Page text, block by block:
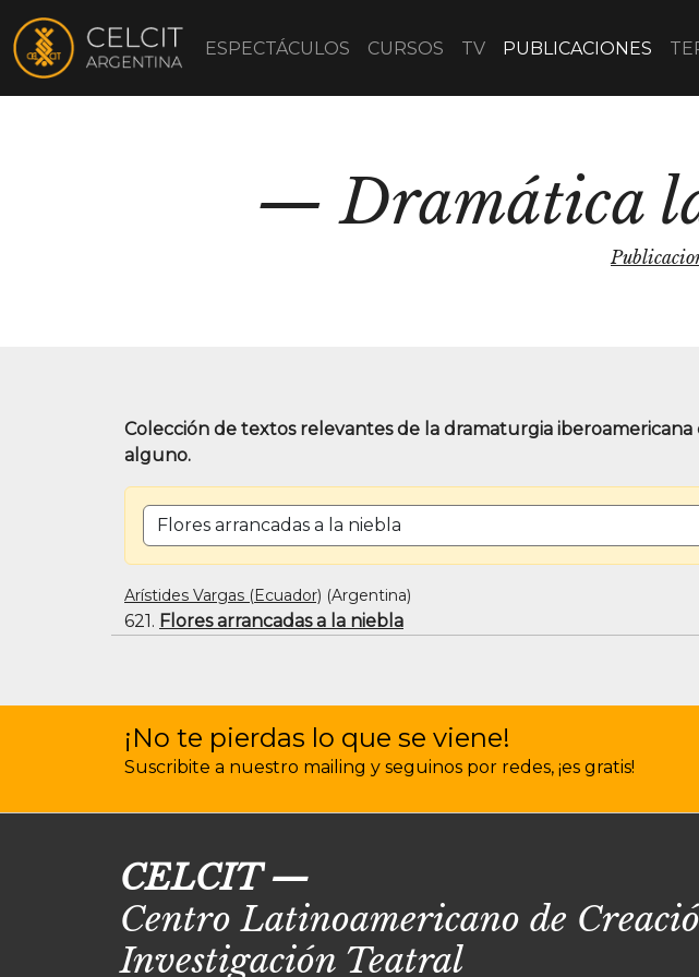
ESPECTÁCULOS CURSOS TV PUBLICACIONES
Dramática
Colección de textos relevantes de la dramaturgia
alguno.
BUSCAR POR TÍTULO O PALABRA CLAVE
Arístides Vargas (Ecuador) (Argentina)
621. Flores arrancadas a la niebla
¡No te pierdas lo que se viene!
Suscribite a nuestro mailing y seguinos por redes, ¡es gratis!
CELCIT—
Centro Latinoamericano de
Investigación Teatral